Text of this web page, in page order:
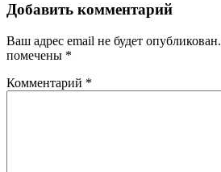
Добавить комментарий
Ваш адрес email не будет опубликован.
помечены *
Комментарий *